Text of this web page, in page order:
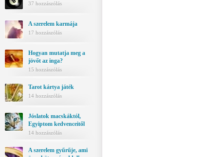
37 hozzászólás
A szerelem karmája
17 hozzászólás
Hogyan mutatja meg a
jövőt az inga?
15 hozzászólás
Tarot kártya játék
14 hozzászólás
Jóslatok macskáktól,
Egyiptom kedvenceitől
14 hozzászólás
A szerelem gyűrűje, ami